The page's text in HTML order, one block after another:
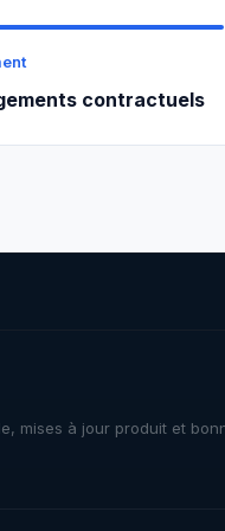
contractuels
mises à jour produit et